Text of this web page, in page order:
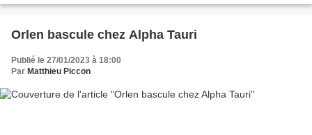
Orlen bascule chez Alpha Tauri
Publié le 27/01/2023 à 18:00
Par Matthieu Piccon